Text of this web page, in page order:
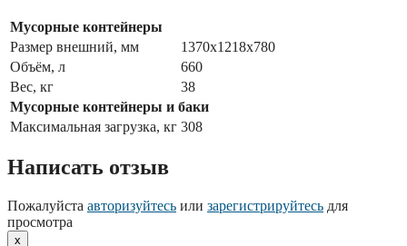
Мусорные контейнеры
Размер внешний, мм
1370х1218х780
Объём, л
660
Вес, кг
38
Мусорные контейнеры и баки
Максимальная загрузка, кг 308
Написать отзыв
Пожалуйста авторизуйтесь или зарегистрируйтесь для
просмотра
x